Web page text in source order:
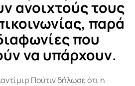
ανοιχτούς τους
παρά
που
να υπάρχουν.
Πούτιν δήλωσε ότι η